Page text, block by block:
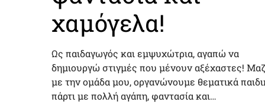
χαμόγελα!
Ως παιδαγωγός και εμψυχώτρια, αγαπώ να
δημιουργώ στιγμές που μένουν αξέχαστες!
με την ομάδα μου, οργανώνουμε θεματικά
πάρτι με πολλή αγάπη, φαντασία και…